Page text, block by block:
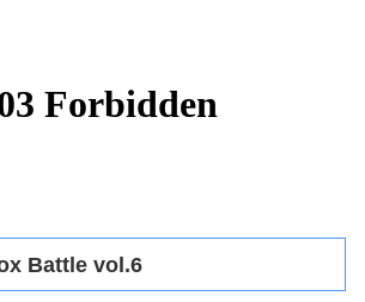
Battle vol.6